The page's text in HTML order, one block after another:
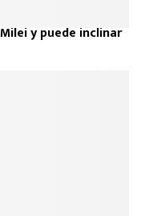
y puede inclinar